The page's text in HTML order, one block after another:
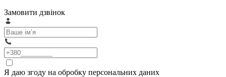
Замовити дзвінок
Я даю згоду на обробку персональних даних